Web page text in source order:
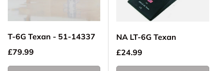
T-6G Texan - 51-14337
Běžná cena
£79.99
NA LT-6G Texan
Běžná cena
£24.99